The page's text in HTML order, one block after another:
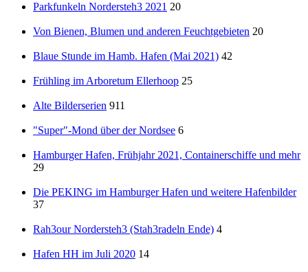
Parkfunkeln Nordersteh3 2021 20
Von Bienen, Blumen und anderen Feuchtgebieten 20
Blaue Stunde im Hamb. Hafen (Mai 2021) 42
Frühling im Arboretum Ellerhoop 25
Alte Bilderserien 911
"Super"-Mond über der Nordsee 6
Hamburger Hafen, Frühjahr 2021, Containerschiffe und mehr
29
Die PEKING im Hamburger Hafen und weitere Hafenbilder
37
Rah3our Nordersteh3 (Stah3radeln Ende) 4
Hafen HH im Juli 2020 14